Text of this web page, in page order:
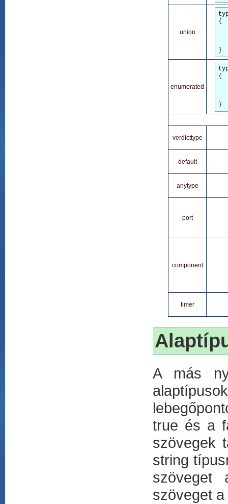
union
{
enumerated
{
verdicttype
default
anytype
port
component
timer
A más
true és a
szövegek
string
szöveget
szöveget